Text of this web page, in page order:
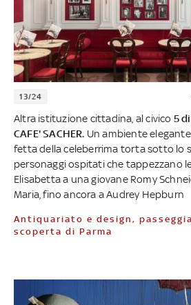
13/24
Altra istituzione cittadina, al civico 5
CAFE' SACHER. Un ambiente
fetta della celeberrima torta sotto lo
personaggi ospitati che tappezzano
Elisabetta a una giovane Romy
Maria, fino ancora a Audrey Hepburn
Antiquariato e design, passeggiata in 10 tappe alla
scoperta di Parma